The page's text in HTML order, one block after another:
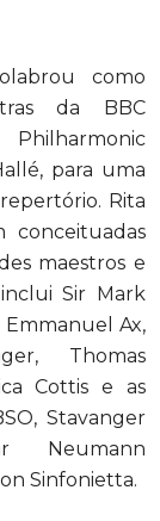
como
da BBC
para uma
Rita
maestros e
Sir Mark
Ax,
Thomas
Cottis e as
Stavanger
Neumann
Sinfonietta.